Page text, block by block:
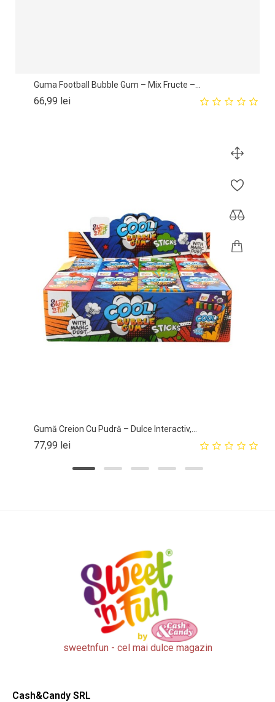
Guma Football Bubble Gum – Mix Fructe –...
66,99 leiPret
Gumă Creion Cu Pudră – Dulce Interactiv,...
77,99 leiPret
sweetnfun - cel mai dulce magazin
Cash&Candy SRL